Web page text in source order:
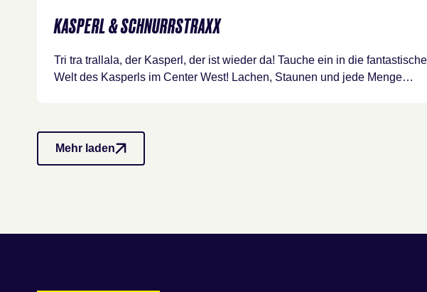
KASPERL & SCHNURRSTRAXX
Tri tra trallala, der Kasperl, der ist wieder da! Tauche ein in die fantastische
Welt des Kasperls im Center West! Lachen, Staunen und jede Menge…
Mehr laden